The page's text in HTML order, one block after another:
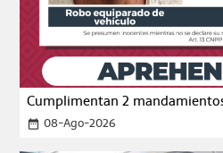
Cumplimentan 2
date_range 08-Ago-2026